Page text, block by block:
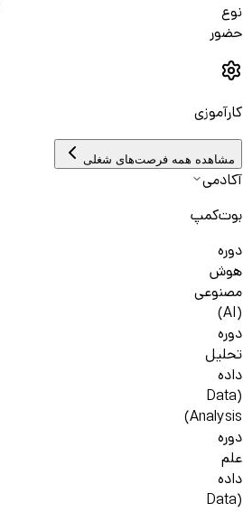
نوع
حضور
کارآموزی
مشاهده همه فرصت‌های شغلی
آکادمی
بوت‌کمپ
دوره
هوش
مصنوعی
(AI)
دوره
تحلیل
داده
(Data
Analysis)
دوره
علم
داده
(Data